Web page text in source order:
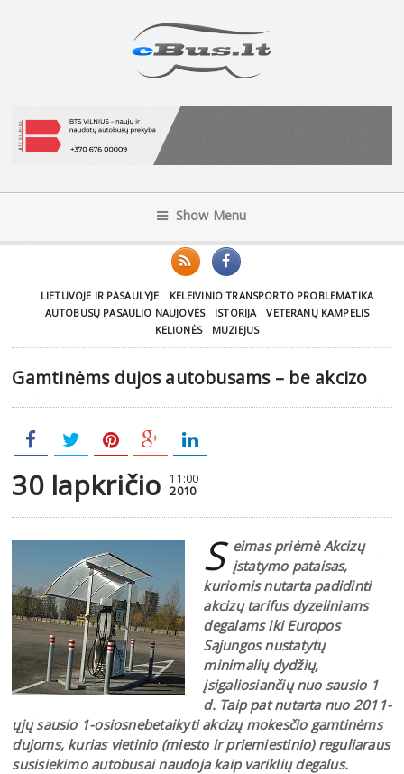
Show Menu
LIETUVOJE IR PASAULYJE
KELEIVINIO TRANSPORTO PROBLEMATIKA
AUTOBUSŲ PASAULIO NAUJOVĖS
ISTORIJA
VETERANŲ KAMPELIS
KELIONĖS
MUZIEJUS
Gamtinėms dujos autobusams – be akcizo
30 lapkričio 11:00
2010
S eimas priėmė Akcizų
įstatymo pataisas,
kuriomis nutarta padidinti
akcizų tarifus dyzeliniams
degalams iki Europos
Sąjungos nustatytų
minimalių dydžių,
įsigaliosiančių nuo sausio 1
d. Taip pat nutarta nuo 2011-
ųjų sausio 1-osiosnebetaikyti akcizų mokesčio gamtinėms
dujoms, kurias vietinio (miesto ir priemiestinio) reguliaraus
susisiekimo autobusai naudoja kaip variklių degalus.